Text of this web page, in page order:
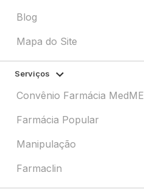
Blog
Mapa do Site
Serviços
Convênio Farmácia MedME
Farmácia Popular
Manipulação
Farmaclin